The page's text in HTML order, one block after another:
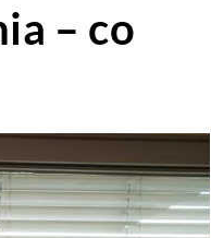
– co